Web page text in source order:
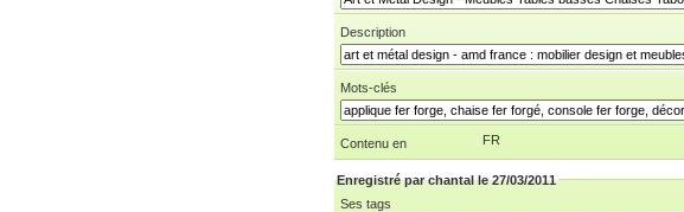
Description
Mots-clés
Contenu en FR
Enregistré par chantal le 27/03/2011
Ses tags